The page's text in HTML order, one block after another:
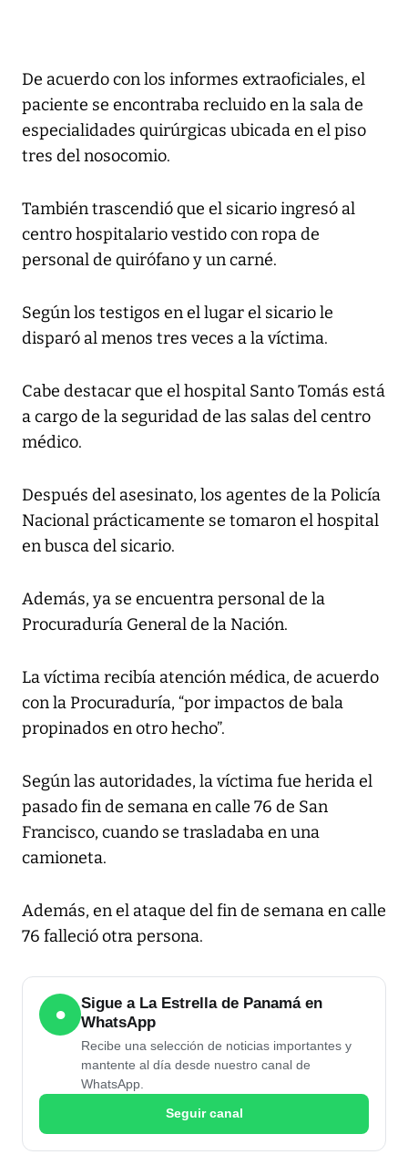
De acuerdo con los informes extraoficiales, el
paciente se encontraba recluido en la sala de
especialidades quirúrgicas ubicada en el piso
tres del nosocomio.
También trascendió que el sicario ingresó al
centro hospitalario vestido con ropa de
personal de quirófano y un carné.
Según los testigos en el lugar el sicario le
disparó al menos tres veces a la víctima.
Cabe destacar que el hospital Santo Tomás está
a cargo de la seguridad de las salas del centro
médico.
Después del asesinato, los agentes de la Policía
Nacional prácticamente se tomaron el hospital
en busca del sicario.
Además, ya se encuentra personal de la
Procuraduría General de la Nación.
La víctima recibía atención médica, de acuerdo
con la Procuraduría, “por impactos de bala
propinados en otro hecho”.
Según las autoridades, la víctima fue herida el
pasado fin de semana en calle 76 de San
Francisco, cuando se trasladaba en una
camioneta.
Además, en el ataque del fin de semana en calle
76 falleció otra persona.
●
Sigue a La Estrella de Panamá en
WhatsApp
Recibe una selección de noticias importantes y
mantente al día desde nuestro canal de
WhatsApp.
Seguir canal